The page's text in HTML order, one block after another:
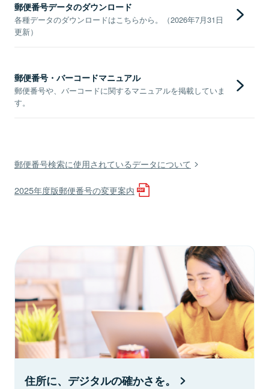
郵便番号データのダウンロード
各種データのダウンロードはこちらから。（2026年7月31日
更新）
郵便番号・バーコードマニュアル
郵便番号や、バーコードに関するマニュアルを掲載していま
す。
郵便番号検索に使用されているデータについて
2025年度版郵便番号の変更案内
住所に、デジタルの確かさを。